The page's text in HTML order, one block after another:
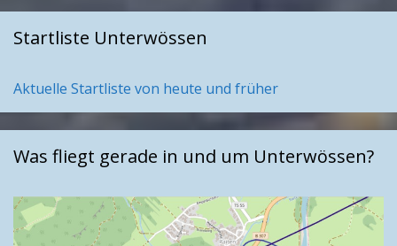
Startliste Unterwössen
Aktuelle Startliste von heute und früher
Was fliegt gerade in und um Unterwössen?